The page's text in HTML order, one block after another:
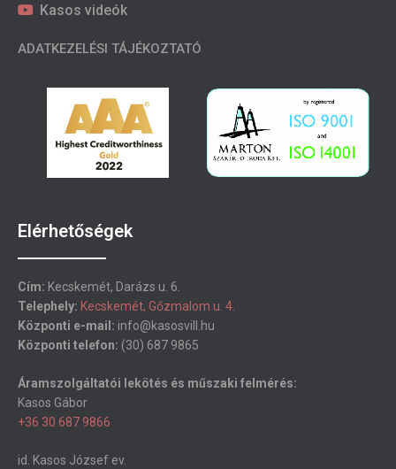
Kasos videók
ADATKEZELÉSI TÁJÉKOZTATÓ
Elérhetőségek
Cím: Kecskemét, Darázs u. 6.
Telephely: Kecskemét, Gőzmalom u. 4.
Központi e-mail: info@kasosvill.hu
Központi telefon: (30) 687 9865
Áramszolgáltatói lekötés és műszaki felmérés:
Kasos Gábor
+36 30 687 9866
id. Kasos József ev.